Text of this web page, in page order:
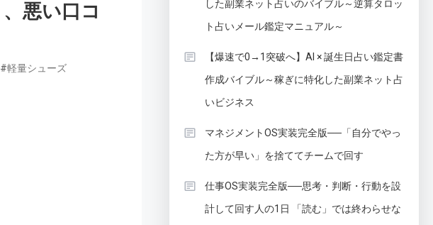
悪い口コ
#軽量シューズ
した副業ネット占いのバイブル～逆算タロッ
ト占いメール鑑定マニュアル～
【爆速で0→1突破へ】AI × 誕生日占い鑑定書
作成バイブル～稼ぎに特化した副業ネット占
いビジネス
マネジメントOS実装完全版──「自分でやっ
た方が早い」を捨ててチームで回す
仕事OS実装完全版──思考・判断・行動を設
計して回す人の1日 「読む」では終わらせな